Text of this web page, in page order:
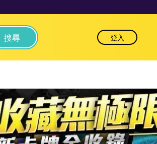
搜尋 登入